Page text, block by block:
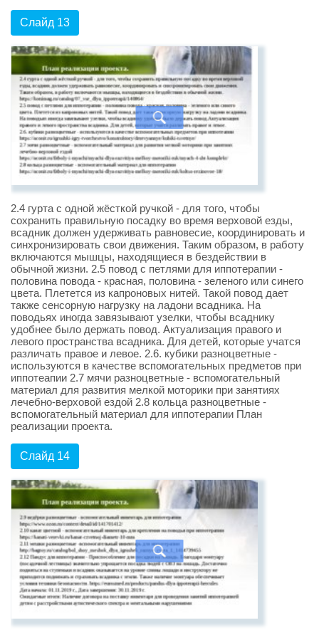
Слайд 13
2.4 гурта с одной жёсткой ручкой - для того, чтобы
сохранить правильную посадку во время верховой езды,
всадник должен удерживать равновесие, координировать и
синхронизировать свои движения. Таким образом, в работу
включаются мышцы, находящиеся в бездействии в
обычной жизни. 2.5 повод с петлями для иппотерапии -
половина повода - красная, половина - зеленого или синего
цвета. Плетется из капроновых нитей. Такой повод дает
также сенсорную нагрузку на ладони всадника. На
поводьях иногда завязывают узелки, чтобы всаднику
удобнее было держать повод. Актуализация правого и
левого пространства всадника. Для детей, которые учатся
различать правое и левое. 2.6. кубики разноцветные -
используются в качестве вспомогательных предметов при
иппотеапии 2.7 мячи разноцветные - вспомогательный
материал для развития мелкой моторики при занятиях
лечебно-верховой ездой 2.8 кольца разноцветные -
вспомогательный материал для иппотерапии План
реализации проекта.
Слайд 14